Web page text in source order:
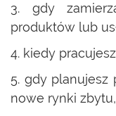
3. gdy
produktów lub
4. kiedy
5. gdy planujesz
nowe rynki zbytu,